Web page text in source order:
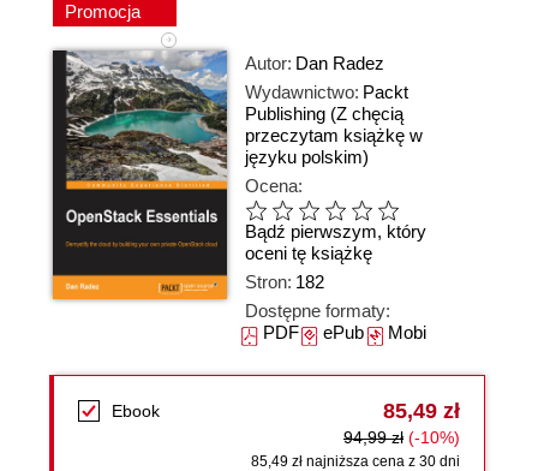
Promocja
Autor: Dan Radez
Wydawnictwo: Packt
Publishing (Z chęcią
przeczytam książkę w
języku polskim)
Ocena:
Bądź pierwszym, który
oceni tę książkę
Stron: 182
Dostępne formaty:
PDFePubMobi
Ebook 85,49 zł
94,99 zł (-10%)
85,49 zł najniższa cena z 30 dni